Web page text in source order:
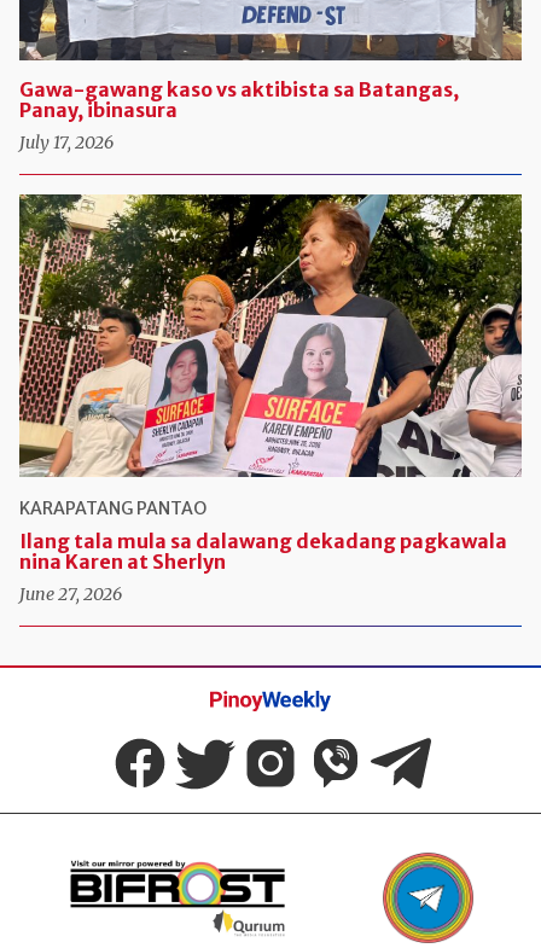
Gawa-gawang kaso vs aktibista sa Batangas,
Panay, ibinasura
July 17, 2026
KARAPATANG PANTAO
Ilang tala mula sa dalawang dekadang pagkawala
nina Karen at Sherlyn
June 27, 2026
Pinoy
Weekly